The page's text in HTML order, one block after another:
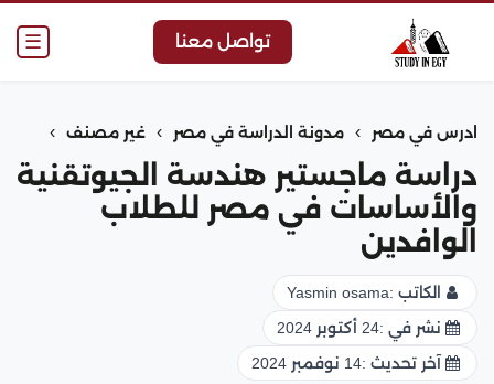
☰ تواصل معنا
ادرس في مصر › مدونة الدراسة في مصر › غير مصنف ›
دراسة ماجستير هندسة الجيوتقنية
والأساسات في مصر للطلاب
الوافدين
الكاتب :Yasmin osama
نشر في :24 أكتوبر 2024
آخر تحديث :14 نوفمبر 2024